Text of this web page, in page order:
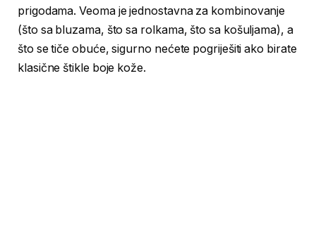
prigodama. Veoma je jednostavna za kombinovanje
(što sa bluzama, što sa rolkama, što sa košuljama), a
što se tiče obuće, sigurno nećete pogriješiti ako birate
klasične štikle boje kože.